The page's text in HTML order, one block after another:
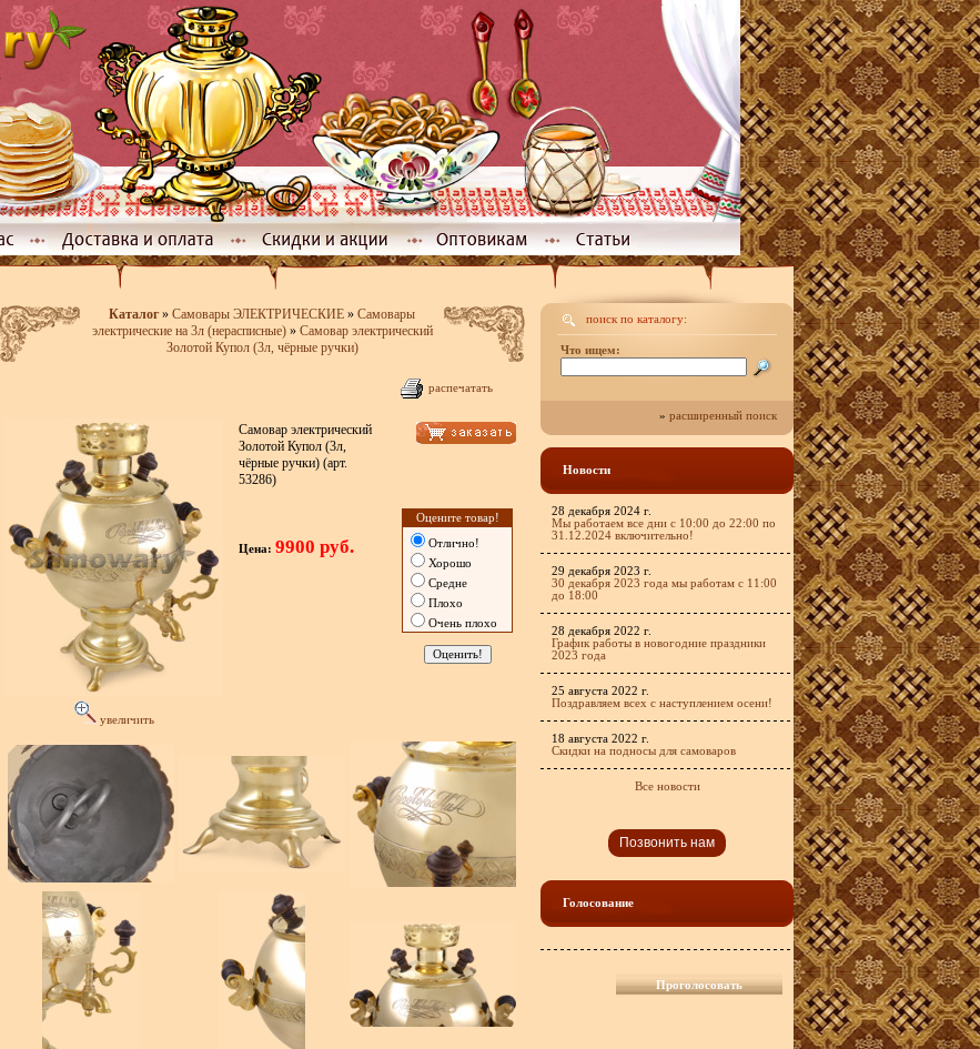
Каталог» Самовары ЭЛЕКТРИЧЕСКИЕ » Самовары
электрические на 3л (нерасписные)» Самовар электрический
Золотой Купол (3л, чёрные ручки)
распечатать
увеличить
Самовар электрический
Золотой Купол (3л,
чёрные ручки) (арт.
53286)
Цена: 9900 руб.
Оцените товар!
Отлично!
Хорошо
Средне
Плохо
Очень плохо
поиск по каталогу:
Что ищем:
» расширенный поиск
Новости
28 декабря 2024 г.
Мы работаем все дни с 10:00 до 22:00 по
31.12.2024 включительно!
29 декабря 2023 г.
30 декабря 2023 года мы работам с 11:00
до 18:00
28 декабря 2022 г.
График работы в новогодние праздники
2023 года
25 августа 2022 г.
Поздравляем всех с наступлением осени!
18 августа 2022 г.
Скидки на подносы для самоваров
Все новости
Позвонить нам
Голосование